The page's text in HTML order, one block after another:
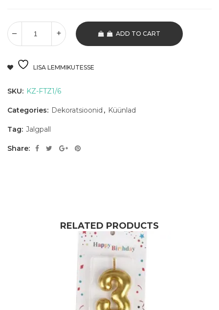
ADD TO CART
LISA LEMMIKUTESSE
SKU: KZ-FTZ1/6
Categories: Dekoratsioonid , Küünlad
Tag: Jalgpall
Share:
RELATED PRODUCTS